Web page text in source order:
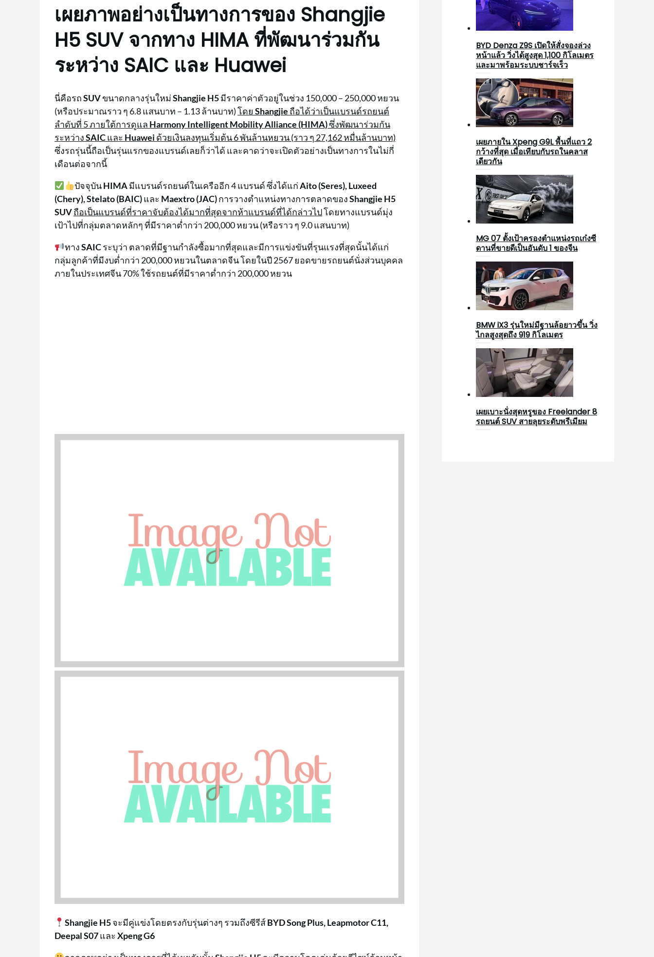
เผยภาพอย่างเป็นทางการของ Shangjie
H5 SUV จากทาง HIMA ที่พัฒนาร่วมกัน
ระหว่าง SAIC และ Huawei
นี่คือรถSUVขนาดกลางรุ่นใหม่Shangjie H5มีราคาค่าตัวอยู่ในช่วง 150,000 – 250,000 หยวน
(หรือประมาณราว ๆ 6.8 แสนบาท – 1.13 ล้านบาท)โดย Shangjie ถือได้ว่าเป็นแบรนด์รถยนต์
ลำดับที่ 5 ภายใต้การดูแล Harmony Intelligent Mobility Alliance (HIMA)ซึ่งพัฒนาร่วมกัน
ระหว่างSAICและ Huawei ด้วยเงินลงทุนเริ่มต้น 6 พันล้านหยวน (ราว ๆ 27,162 หมื่นล้านบาท)
ซึ่งรถรุ่นนี้ถือเป็นรุ่นแรกของแบรนด์เลยก็ว่าได้ และคาดว่าจะเปิดตัวอย่างเป็นทางการในไม่กี่
เดือนต่อจากนี้
ปัจจุบันHIMAมีแบรนด์รถยนต์ในเครืออีก 4 แบรนด์ ซึ่งได้แก่Aito (Seres), Luxeed
(Chery), Stelato (BAIC)และ Maextro (JAC)การวางตำแหน่งทางการตลาดของShangjie H5
SUVถือเป็นแบรนด์ที่ราคาจับต้องได้มากที่สุดจากห้าแบรนด์ที่ได้กล่าวไปโดยทางแบรนด์มุ่ง
เป้าไปที่กลุ่มตลาดหลักๆ ที่มีราคาต่ำกว่า 200,000 หยวน (หรือราว ๆ 9.0 แสนบาท)
ทางSAICระบุว่า ตลาดที่มีฐานกำลังซื้อมากที่สุดและมีการแข่งขันที่รุนแรงที่สุดนั้นได้แก่
กลุ่มลูกค้าที่มีงบต่ำกว่า 200,000 หยวนในตลาดจีน โดยในปี 2567 ยอดขายรถยนต์นั่งส่วนบุคคล
ภายในประเทศจีน 70% ใช้รถยนต์ที่มีราคาต่ำกว่า 200,000 หยวน
Shangjie H5จะมีคู่แข่งโดยตรงกับรุ่นต่างๆ รวมถึงซีรีส์BYD Song Plus, Leapmotor C11,
Deepal S07และ Xpeng G6
BYD Denza Z9S เปิดให้สั่งจองล่วง
หน้าแล้ว วิ่งได้สูงสุด 1,100 กิโลเมตร
และมาพร้อมระบบชาร์จเร็ว
เผยภายใน Xpeng G9L พื้นที่แถว 2
กว้างที่สุด เมื่อเทียบกับรถในคลาส
เดียวกัน
MG 07 ตั้งเป้าครองตำแหน่งรถเก๋งซี
ดานที่ขายดีเป็นอันดับ 1 ของจีน
BMW iX3 รุ่นใหม่มีฐานล้อยาวขึ้น วิ่ง
ไกลสูงสุดถึง 919 กิโลเมตร
เผยเบาะนั่งสุดหรูของ Freelander 8
รถยนต์ SUV สายลุยระดับพรีเมียม